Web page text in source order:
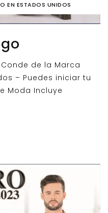
EN ESTADOS UNIDOS
de la Marca
– Puedes iniciar tu
Moda Incluye